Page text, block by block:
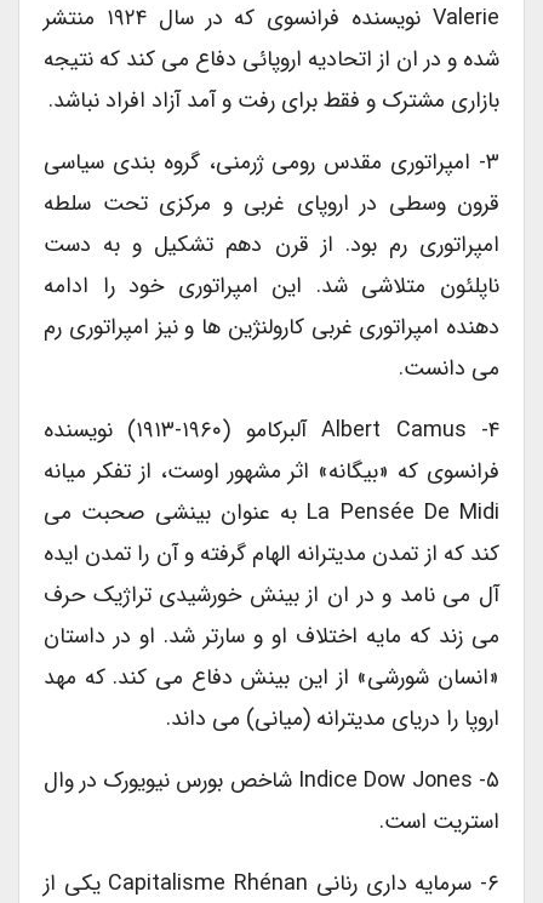
Valerie نویسنده فرانسوی که در سال ۱۹۲۴ منتشر
شده و در ان از اتحادیه اروپائی دفاع می کند که نتیجه
بازاری مشترک و فقط برای رفت و آمد آزاد افراد نباشد.
۳- امپراتوری مقدس رومی ژرمنی، گروه بندی سیاسی
قرون وسطی در اروپای غربی و مرکزی تحت سلطه
امپراتوری رم بود. از قرن دهم تشکیل و به دست
ناپلئون متلاشی شد. این امپراتوری خود را ادامه
دهنده امپراتوری غربی کارولنژین ها و نیز امپراتوری رم
می دانست.
۴- Albert Camus آلبرکامو (۱۹۶۰-۱۹۱۳) نویسنده
فرانسوی که «بیگانه» اثر مشهور اوست، از تفکر میانه
La Pensée De Midi به عنوان بینشی صحبت می
کند که از تمدن مدیترانه الهام گرفته و آن را تمدن ایده
آل می نامد و در ان از بینش خورشیدی تراژیک حرف
می زند که مایه اختلاف او و سارتر شد. او در داستان
«انسان شورشی» از این بینش دفاع می کند. که مهد
اروپا را دریای مدیترانه (میانی) می داند.
۵- Indice Dow Jones شاخص بورس نیویورک در وال
استریت است.
۶- سرمایه داری رنانی Capitalisme Rhénan یکی از